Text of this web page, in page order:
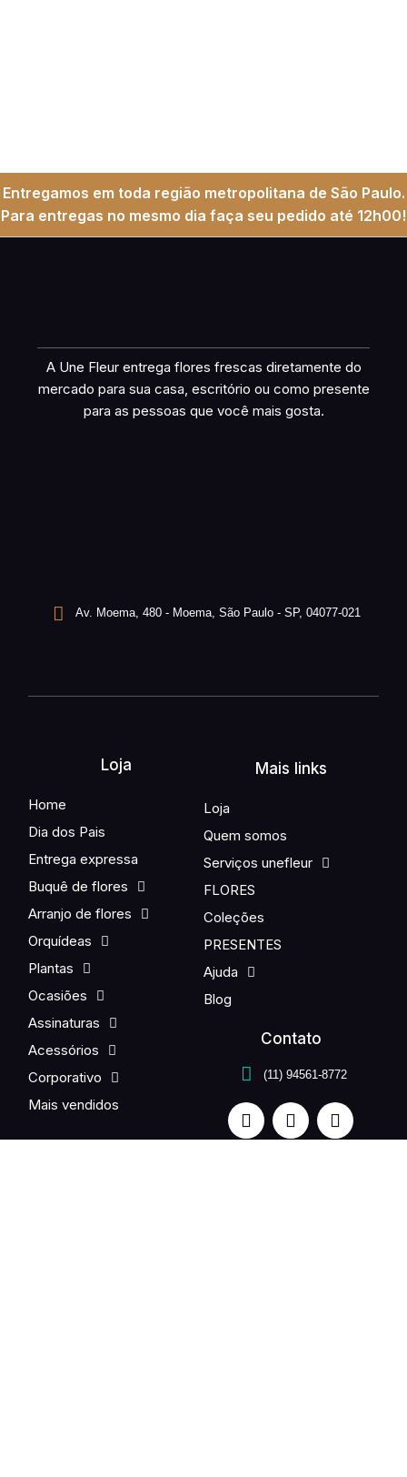
Entregamos em toda região metropolitana de São Paulo.
Para entregas no mesmo dia faça seu pedido até 12h00!
A Une Fleur entrega flores frescas diretamente do
mercado para sua casa, escritório ou como presente
para as pessoas que você mais gosta.
Av. Moema, 480 - Moema, São Paulo - SP, 04077-021
Loja
Home
Dia dos Pais
Entrega expressa
Buquê de flores
Arranjo de flores
Orquídeas
Plantas
Ocasiões
Assinaturas
Acessórios
Corporativo
Mais vendidos
Mais links
Loja
Quem somos
Serviços unefleur
FLORES
Coleções
PRESENTES
Ajuda
Blog
Contato
(11) 94561-8772